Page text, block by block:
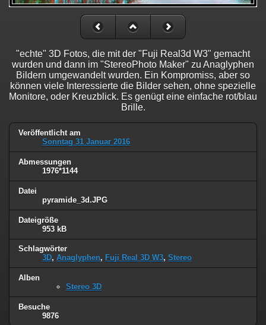
"echte" 3D Fotos, die mit der "Fuji Real3d W3" gemacht
wurden und dann im "StereoPhoto Maker" zu Anaglyphen
Bildern umgewandelt wurden. Ein Kompromiss, aber so
können viele Interessierte die Bilder sehen, ohne spezielle
Monitore, oder Kreuzblick. Es genügt eine einfache rot/blau
Brille.
Veröffentlicht am
Sonntag 31 Januar 2016
Abmessungen
1976*1144
Datei
pyramide_3d.JPG
Dateigröße
953 kB
Schlagwörter
3D, Anaglyphen, Fuji Real 3D W3, Stereo
Alben
Stereo 3D
Besuche
9876